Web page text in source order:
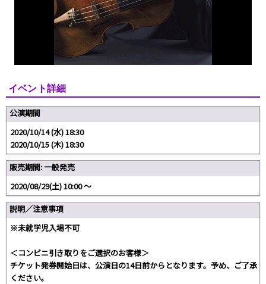
イベント詳細
公演期間
2020/10/14 (水) 18:30
2020/10/15 (木) 18:30
販売期間: 一般発売
2020/08/29(土) 10:00 〜
説明／注意事項
※未就学児入場不可
＜コンビニ引き取りをご選択のお客様＞
チケット発券開始日は、公演日の14日前からとなります。予め、ご了承
ください。